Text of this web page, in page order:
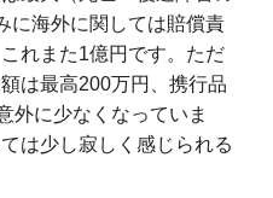
に海外に関しては賠償責
れまた1億円です。ただ
は最高200万円、携行品
外に少なくなっていま
は少し寂しく感じられる